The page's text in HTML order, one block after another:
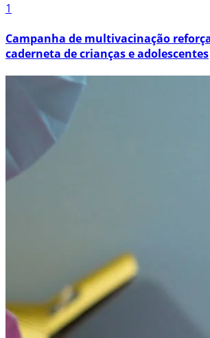
1
Campanha de multivacinação
caderneta de crianças e adolescentes